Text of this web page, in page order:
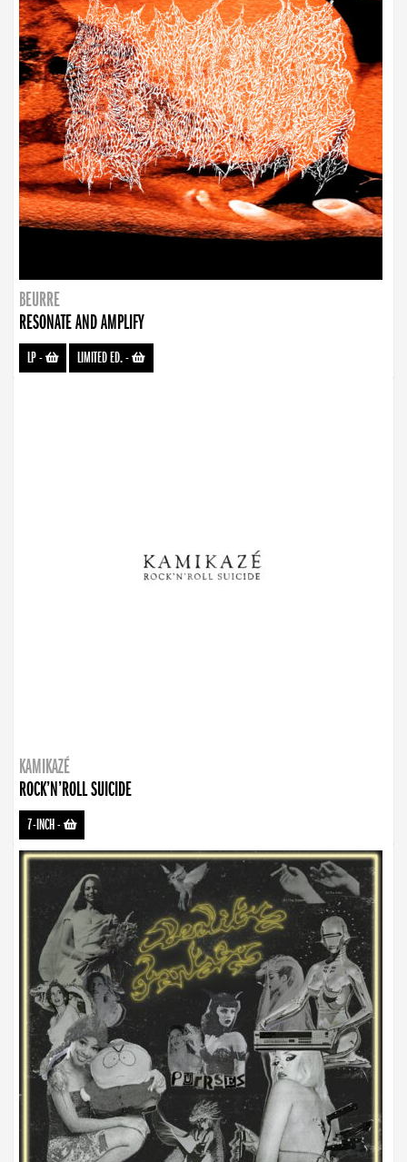
BEURRE
RESONATE AND AMPLIFY
LP- LIMITED ED.-
KAMIKAZÉ
ROCK’N’ROLL SUICIDE
7-INCH-